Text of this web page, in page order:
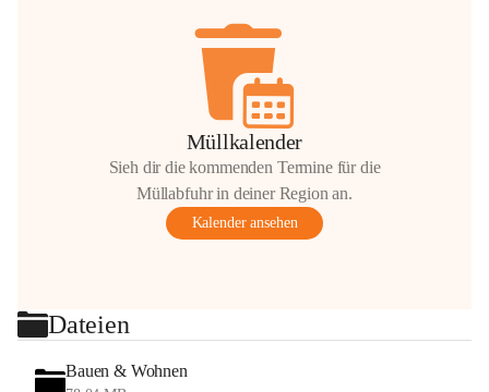
Müllkalender
Sieh dir die kommenden Termine für die
Müllabfuhr in deiner Region an.
Kalender ansehen
Dateien
Bauen & Wohnen